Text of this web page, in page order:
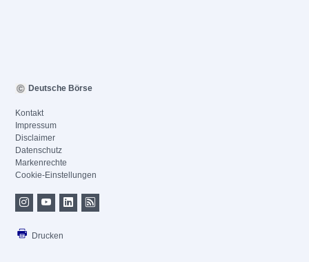
Deutsche Börse
Kontakt
Impressum
Disclaimer
Datenschutz
Markenrechte
Cookie-Einstellungen
Drucken